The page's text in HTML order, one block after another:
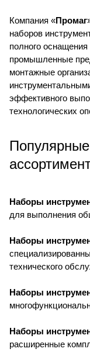
Компания «Промаг
наборов
полного
промышленные
монтажные
эффективного
технологических
Популярные
Наборы
для выполнения
Наборы
технического
Наборы
Наборы
расширенные